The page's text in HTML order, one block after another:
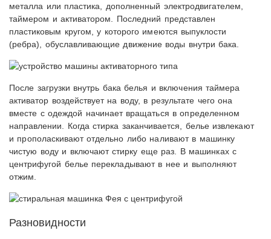
металла или пластика, дополненный электродвигателем,
таймером и активатором. Последний представлен
пластиковым кругом, у которого имеются выпуклости
(ребра), обуславливающие движение воды внутри бака.
После загрузки внутрь бака белья и включения таймера
активатор воздействует на воду, в результате чего она
вместе с одеждой начинает вращаться в определенном
направлении. Когда стирка заканчивается, белье извлекают
и прополаскивают отдельно либо наливают в машинку
чистую воду и включают стирку еще раз. В машинках с
центрифугой белье перекладывают в нее и выполняют
отжим.
Разновидности